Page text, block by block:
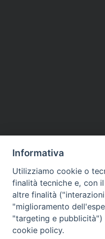
Informativa
Utilizziamo cookie o
finalità tecniche e, con
altre finalità
"miglioramento
"targeting e
cookie policy.